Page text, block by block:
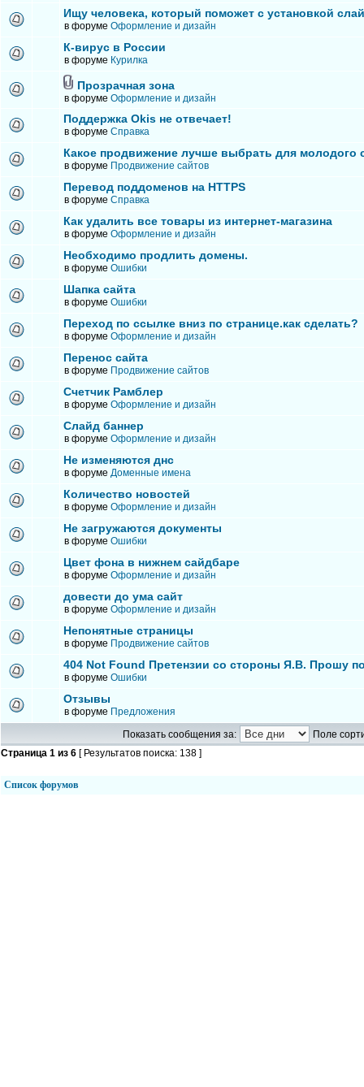
Ищу человека, который поможет с установкой
в форуме Оформление и дизайн
К-вирус в России
в форуме Курилка
Прозрачная зона
в форуме Оформление и дизайн
Поддержка Okis не отвечает!
в форуме Справка
Какое продвижение лучше выбрать для молодого
в форуме Продвижение сайтов
Перевод поддоменов на HTTPS
в форуме Справка
Как удалить все товары из интернет-магазина
в форуме Оформление и дизайн
Необходимо продлить домены.
в форуме Ошибки
Шапка сайта
в форуме Ошибки
Переход по ссылке вниз по странице.как сделать?
в форуме Оформление и дизайн
Перенос сайта
в форуме Продвижение сайтов
Счетчик Рамблер
в форуме Оформление и дизайн
Слайд баннер
в форуме Оформление и дизайн
Не изменяются днс
в форуме Доменные имена
Количество новостей
в форуме Оформление и дизайн
Не загружаются документы
в форуме Ошибки
Цвет фона в нижнем сайдбаре
в форуме Оформление и дизайн
довести до ума сайт
в форуме Оформление и дизайн
Непонятные страницы
в форуме Продвижение сайтов
404 Not Found Претензии со стороны Я.В. Прошу
в форуме Ошибки
Отзывы
в форуме Предложения
Показать сообщения за:
Поле
Страница 1 из 6 [ Результатов поиска: 138 ]
Список форумов